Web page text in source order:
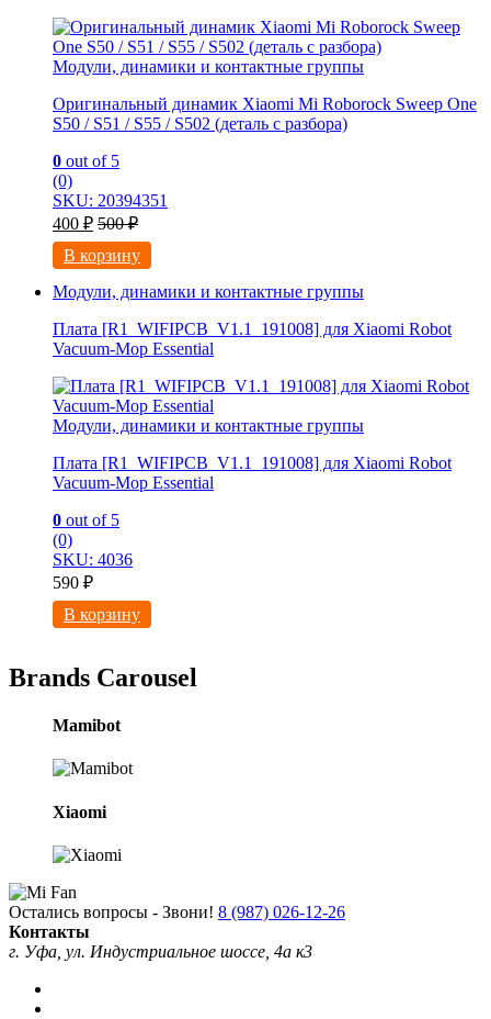
Модули, динамики и контактные группы
Оригинальный динамик Xiaomi Mi Roborock Sweep One
S50 / S51 / S55 / S502 (деталь с разбора)
0 out of 5
(0)
SKU: 20394351
400 ₽ 500₽
В корзину
Модули, динамики и контактные группы
Плата [R1_WIFIPCB_V1.1_191008] для Xiaomi Robot
Vacuum-Mop Essential
Модули, динамики и контактные группы
Плата [R1_WIFIPCB_V1.1_191008] для Xiaomi Robot
Vacuum-Mop Essential
0 out of 5
(0)
SKU: 4036
590 ₽
В корзину
Brands Carousel
Mamibot
Xiaomi
Остались вопросы - Звони! 8 (987) 026-12-26
Контакты
г. Уфа, ул. Индустриальное шоссе, 4а к3